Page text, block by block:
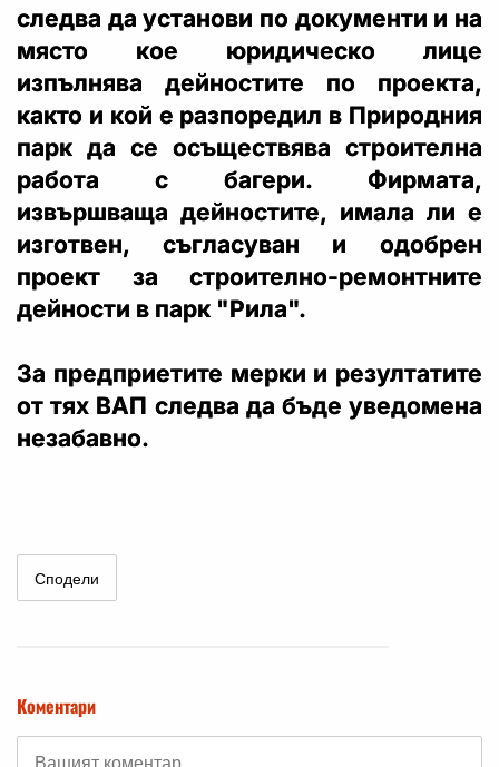
следва да установи по документи и на
място кое юридическо лице
изпълнява дейностите по проекта,
както и кой е разпоредил в Природния
парк да се осъществява строителна
работа с багери. Фирмата,
извършваща дейностите, имала ли е
изготвен, съгласуван и одобрен
проект за строително-ремонтните
дейности в парк "Рила".
За предприетите мерки и резултатите
от тях ВАП следва да бъде уведомена
незабавно.
Сподели
Коментари